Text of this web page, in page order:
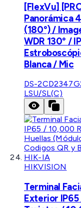
[FlexVu]
Panorámica
(180°) /
WDR 130° /
Blanca / Mic
DS-
LSU/SL(C)
HIKVISION
Terminal
Exterior